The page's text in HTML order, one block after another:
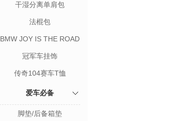
干湿分离单肩包
法棍包
BMW JOY IS THE ROAD
短袖T恤
冠军车挂饰
传奇104赛车T恤
爱车必备
脚垫/后备箱垫